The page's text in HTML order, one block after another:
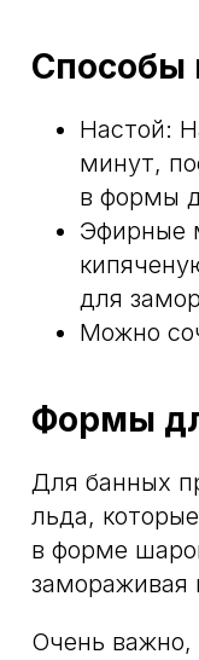
Способы
Настой:
минут,
в формы
Эфирные
для
Можно
Формы
Для банных
льда,
в форме
замораживая
Очень важно,